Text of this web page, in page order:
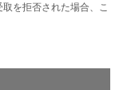
を拒否された場合、こ